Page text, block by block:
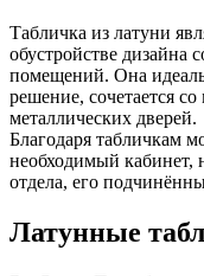
Табличка из латуни
обустройстве
помещений. Она
решение, сочетается
металлических дверей.
Благодаря табличкам
необходимый кабинет,
отдела, его
Латунные